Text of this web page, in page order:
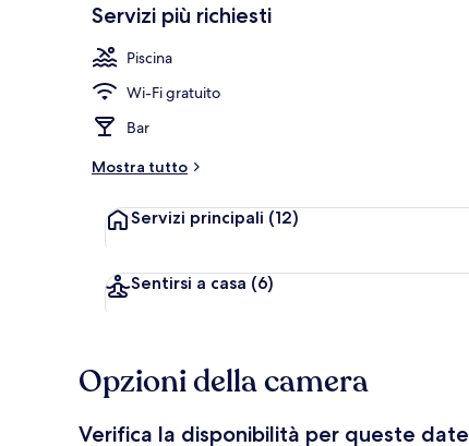
Servizi più richiesti
Piscina
Wi-Fi gratuito
Bar
Mostra tutto
Servizi principali (12)
Sentirsi a casa (6)
Opzioni della camera
Verifica la disponibilità per queste date